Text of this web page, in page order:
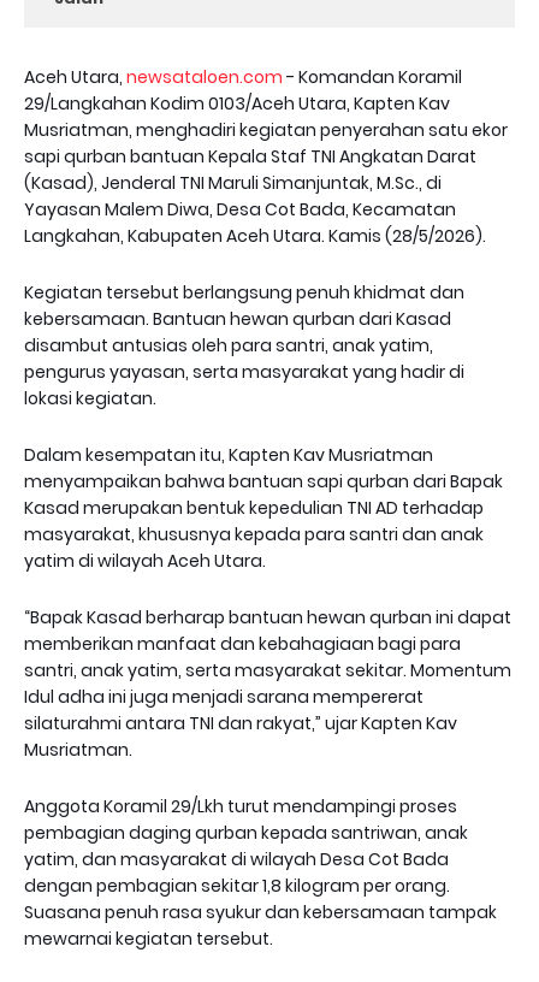
Aceh Utara, newsataloen.com - Komandan Koramil
29/Langkahan Kodim 0103/Aceh Utara, Kapten Kav
Musriatman, menghadiri kegiatan penyerahan satu ekor
sapi qurban bantuan Kepala Staf TNI Angkatan Darat
(Kasad), Jenderal TNI Maruli Simanjuntak, M.Sc., di
Yayasan Malem Diwa, Desa Cot Bada, Kecamatan
Langkahan, Kabupaten Aceh Utara. Kamis (28/5/2026).
Kegiatan tersebut berlangsung penuh khidmat dan
kebersamaan. Bantuan hewan qurban dari Kasad
disambut antusias oleh para santri, anak yatim,
pengurus yayasan, serta masyarakat yang hadir di
lokasi kegiatan.
Dalam kesempatan itu, Kapten Kav Musriatman
menyampaikan bahwa bantuan sapi qurban dari Bapak
Kasad merupakan bentuk kepedulian TNI AD terhadap
masyarakat, khususnya kepada para santri dan anak
yatim di wilayah Aceh Utara.
“Bapak Kasad berharap bantuan hewan qurban ini dapat
memberikan manfaat dan kebahagiaan bagi para
santri, anak yatim, serta masyarakat sekitar. Momentum
Idul adha ini juga menjadi sarana mempererat
silaturahmi antara TNI dan rakyat,” ujar Kapten Kav
Musriatman.
Anggota Koramil 29/Lkh turut mendampingi proses
pembagian daging qurban kepada santriwan, anak
yatim, dan masyarakat di wilayah Desa Cot Bada
dengan pembagian sekitar 1,8 kilogram per orang.
Suasana penuh rasa syukur dan kebersamaan tampak
mewarnai kegiatan tersebut.